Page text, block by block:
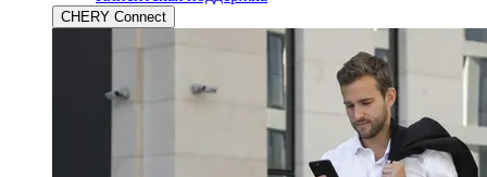
CHERY Connect